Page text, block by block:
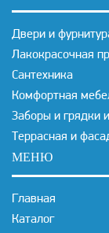
Двери и
Лакокрасочная
Сантехника
Комфортная
Заборы и грядки
Террасная и
МЕНЮ
Главная
Каталог